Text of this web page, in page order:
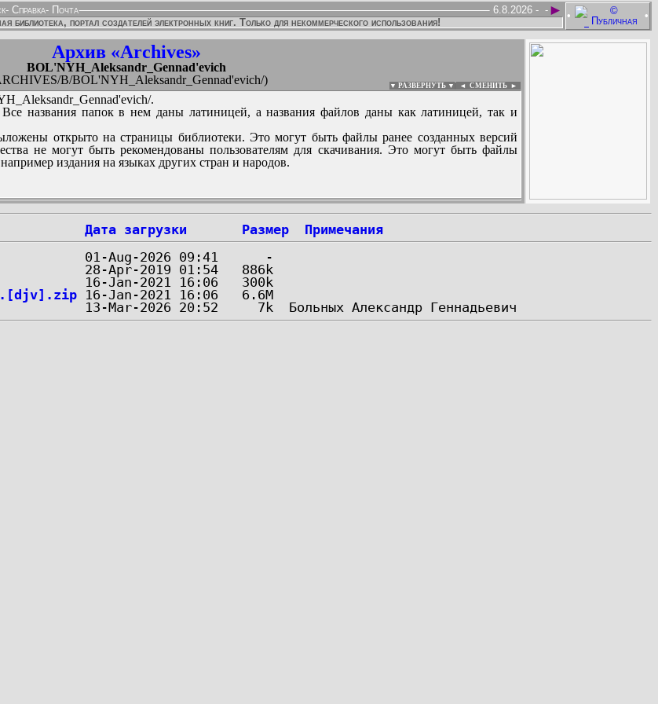
• •
►
- Справка- Почта -
6.8.2026 -
библиотека, портал создателей электронных книг. Только для некоммерческого использования!
Архив «Archives»
BOL'NYH_Aleksandr_Gennad'evich
B/BOL'NYH_Aleksandr_Gennad'evich/)
▼ РАЗВЕРНУТЬ ▼ ◄ СМЕНИТЬ ►
.
названия папок в нем даны латиницей, а названия файлов даны как латиницей, так и
открыто на страницы библиотеки. Это могут быть файлы ранее созданных версий
не могут быть рекомендованы пользователям для скачивания. Это могут быть файлы
издания на языках других стран и народов.
:
Дата загрузки Размер
Примечания